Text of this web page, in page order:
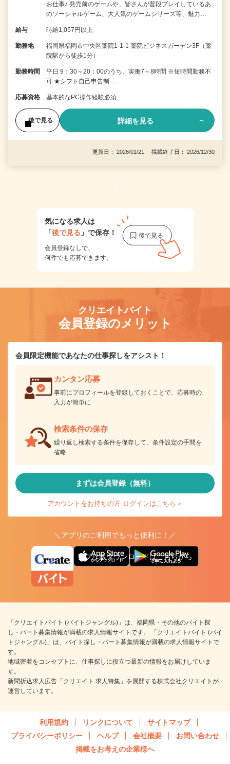
お仕事♪ 発売前のゲームや、皆さんが普段プレイしているあ
のソーシャルゲーム、大人気のゲームシリーズ等、魅力…
給与 時給1,057円以上
勤務地
福岡県福岡市中央区薬院1-1-1 薬院ビジネスガーデン3F（薬
院駅から徒歩1分）
勤務時間
平日 9：30～20：00のうち、実働7～8時間 ※短時間勤務不
可 ★シフト自己申告制 …
応募資格 基本的なPC操作経験必須
後で見る 詳細を見る
更新日： 2026/01/21 掲載終了日： 2026/12/30
1
気になる求人は
「後で見る 」で保存！
会員登録なしで、
何件でも応募できます。
クリエイトバイト
会員登録のメリット
会員限定機能であなたの仕事探しをアシスト！
カンタン応募
事前にプロフィールを登録しておくことで、応募時の
入力が簡単に
検索条件の保存
繰り返し検索する条件を保存して、条件設定の手間を
省略
まずは会員登録（無料）
アカウントをお持ちの方 ログインはこちら＞
＼アプリのご利用でもっと便利に！／
アプリ版ダウンロードはこちらから
「クリエイトバイト (バイトジャングル)」は、福岡県・その他のバイト探
し・パート募集情報が満載の求人情報サイトです。 「クリエイトバイト (バイ
トジャングル)」は、バイト探し・パート募集情報が満載の求人情報サイトで
す。
地域密着をコンセプトに、仕事探しに役立つ最新の情報をお届けしていま
す。
新聞折込求人広告「クリエイト 求人特集」を展開する株式会社クリエイトが
運営しています。
利用規約 リンクについて
サイトマップ
プライバシーポリシー
ヘルプ 会社概要
お問い合わせ
掲載をお考えの企業様へ